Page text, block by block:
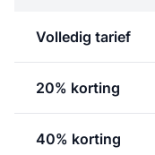
Volledig tarief
20% korting
40% korting